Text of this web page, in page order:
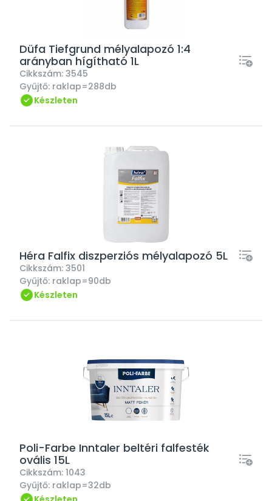
Düfa Tiefgrund mélyalapozó 1:4
arányban hígítható 1L
Cikkszám: 3545
Gyűjtő: raklap=288db
Készleten
Héra Falfix diszperziós mélyalapozó 5L
Cikkszám: 3501
Gyűjtő: raklap=90db
Készleten
Poli-Farbe Inntaler beltéri falfesték
ovális 15L
Cikkszám: 1043
Gyűjtő: raklap=32db